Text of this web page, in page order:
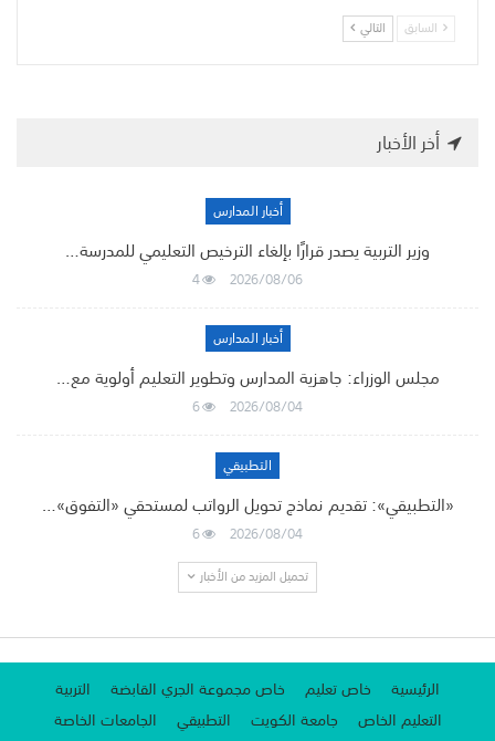
السابق التالي
أخر الأخبار
أخبار المدارس
وزير التربية يصدر قرارًا بإلغاء الترخيص التعليمي للمدرسة…
2026/08/06
4
أخبار المدارس
مجلس الوزراء: جاهزية المدارس وتطوير التعليم أولوية مع…
2026/08/04
6
التطبيقي
«التطبيقي»: تقديم نماذج تحويل الرواتب لمستحقي «التفوق»…
2026/08/04
6
تحميل المزيد من الأخبار
الرئيسية خاص تعليم خاص مجموعة الجري القابضة
التربية
التعليم الخاص
جامعة الكويت التطبيقي
الجامعات الخاصة